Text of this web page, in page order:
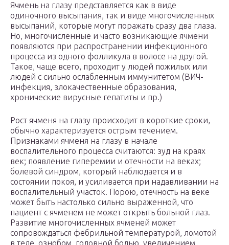
Ячмень на глазу представляется как в виде
одиночного высыпания, так и виде многочисленных
высыпаний, которые могут поражать сразу два глаза.
Но, многочисленные и часто возникающие ячмени
появляются при распространении инфекционного
процесса из одного фолликула в волосе на другой.
Такое, чаще всего, проходит у людей пожилых или
людей с сильно ослабленным иммунитетом (ВИЧ-
инфекция, злокачественные образования,
хронические вирусные гепатиты и пр.)
Рост ячменя на глазу происходит в короткие сроки,
обычно характеризуется острым течением.
Признаками ячменя на глазу в начале
воспалительного процесса считаются: зуд на краях
век; появление гиперемии и отечности на веках;
болевой синдром, который наблюдается и в
состоянии покоя, и усиливается при надавливании на
воспалительный участок. Порою, отечность на веке
может быть настолько сильно выраженной, что
пациент с ячменем не может открыть больной глаз.
Развитие многочисленных ячменей может
сопровождаться фебрильной температурой, ломотой
в теле, ознобом, головной болью, увеличением